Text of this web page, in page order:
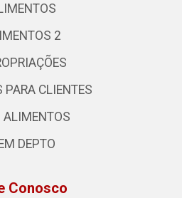
2
PARA CLIENTES
ALIMENTOS
DEPTO
Conosco